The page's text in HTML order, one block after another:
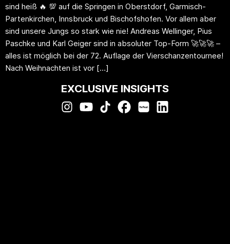
sind heiß 🔥 💯 auf die Springen in Oberstdorf, Garmisch-
Partenkirchen, Innsbruck und Bischofshofen. Vor allem aber
sind unsere Jungs so stark wie nie! Andreas Wellinger, Pius
Paschke und Karl Geiger sind in absoluter Top-Form 🚀🚀🚀 –
alles ist möglich bei der 72. Auflage der Vierschanzentournee!
Nach Weihnachten ist vor […]
EXCLUSIVE INSIGHTS